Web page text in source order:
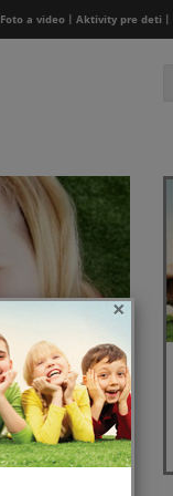
Foto a video Aktivity pre deti
×